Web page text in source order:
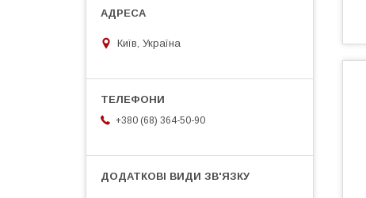
Київ, Україна
+380 (68) 364-50-90